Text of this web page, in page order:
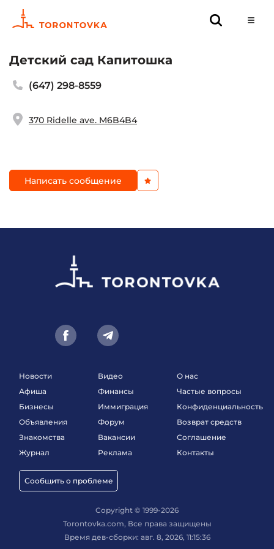
Детский сад Капитошка
(647) 298-8559
370 Ridelle ave. M6B4B4
Написать сообщение
Новости
Афиша
Бизнесы
Объявления
Знакомства
Журнал
Сообщить о проблеме
Видео
Финансы
Иммиграция
Форум
Вакансии
Реклама
О нас
Частые вопросы
Конфиденциальность
Возврат средств
Соглашение
Контакты
Copyright © 1999-2026
Torontovka.com, Все права защищены
Время дев-сборки: авг. 8, 2026, 11:15:36